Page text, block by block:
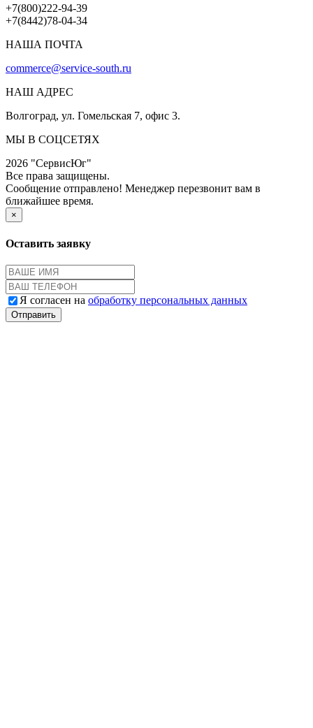
+7(800)222-94-39
+7(8442)78-04-34
НАША ПОЧТА
commerce@service-south.ru
НАШ АДРЕС
Волгоград, ул. Гомельская 7, офис 3.
МЫ В СОЦСЕТЯХ
2026 "СервисЮг"
Все права защищены.
Сообщение отправлено! Менеджер перезвонит вам в
ближайшее время.
×
Оставить заявку
Я согласен на обработку персональных данных